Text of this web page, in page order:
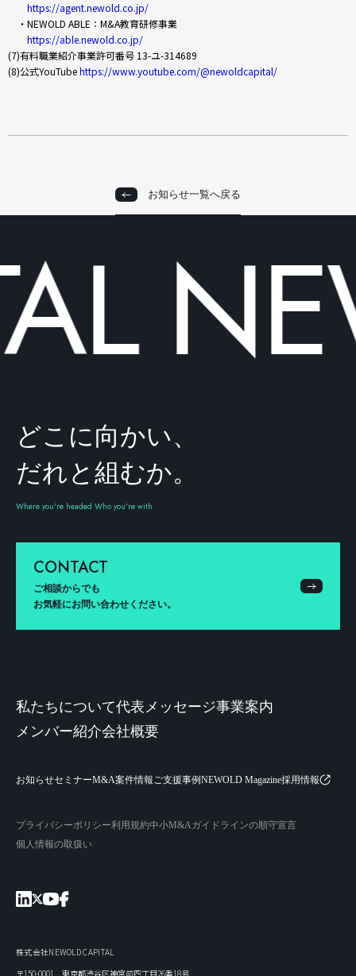
https://agent.newold.co.jp/
・NEWOLD ABLE：M&A教育研修事業
https://able.newold.co.jp/
(7)有料職業紹介事業許可番号 13-ユ-314689
(8)公式YouTubehttps://www.youtube.com/@newoldcapital/
お知らせ一覧へ戻る
どこに向かい、
だれと組むか。
Where you're headed Who you're with
CONTACT
ご相談からでも
お気軽にお問い合わせください。
私たちについて代表メッセージ事業案内
メンバー紹介会社概要
お知らせセミナーM&A案件情報ご支援事例NEWOLD Magazine採用情報
プライバシーポリシー利用規約中小M&Aガイドラインの順守宣言
個人情報の取扱い
株式会社NEWOLD CAPITAL
〒150-0001 東京都渋谷区神宮前四丁目26番18号